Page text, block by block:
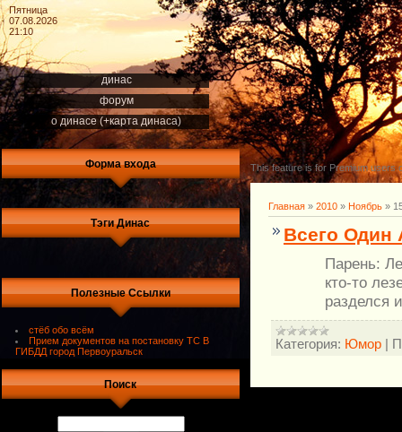
Пятница
07.08.2026
21:10
динас
форум
о динасе (+карта динаса)
Форма входа
Тэги Динас
Полезные Ссылки
стёб обо всём
Прием документов на постановку ТС В
ГИБДД город Первоуральск
Поиск
This feature is for Premium users
Главная » 2010 » Ноябрь »
Всего Один
Парень:
кто-то
разделся
Категория: Юмор |